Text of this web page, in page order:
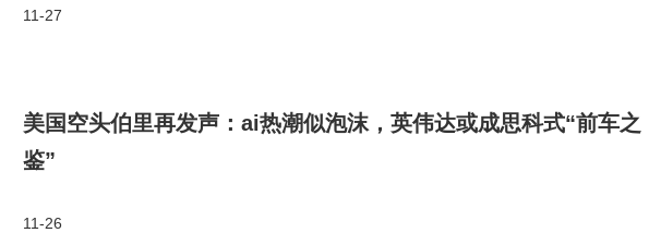
11-27
美国空头伯里再发声：ai热潮似泡沫，英伟达或成思科式“前车之
鉴”
11-26